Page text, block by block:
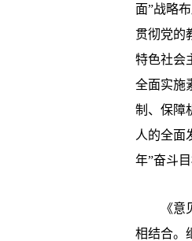
面”战略
贯彻党的
特色社会
全面实施
制、保障
人的全面
年”奋斗
《意见
相结合。